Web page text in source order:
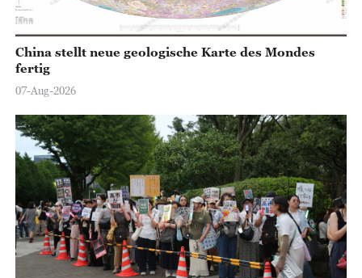
China stellt neue geologische Karte des Mondes
fertig
07-Aug-2026